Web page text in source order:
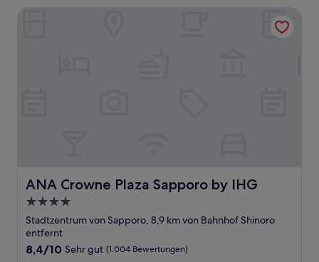
Bewertungen)
ANA Crowne Plaza Sapporo by IHG
ANA Crowne Plaza Sapporo by IHG
4.0-
Sterne-
Unterkunft
Stadtzentrum von Sapporo, 8,9 km von Bahnhof Shinoro
entfernt
8.4
8,4/10 Sehr gut (1.004 Bewertungen)